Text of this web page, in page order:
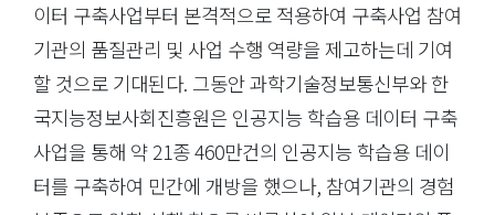
이터 구축사업부터 본격적으로 적용하여 구축사업 참여
기관의 품질관리 및 사업 수행 역량을 제고하는데 기여
할 것으로 기대된다. 그동안 과학기술정보통신부와 한
국지능정보사회진흥원은 인공지능 학습용 데이터 구축
사업을 통해 약 21종 460만건의 인공지능 학습용 데이
터를 구축하여 민간에 개방을 했으나, 참여기관의 경험